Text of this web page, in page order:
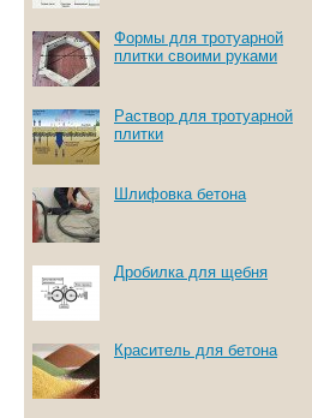
Формы для тротуарной
плитки своими руками
Раствор для тротуарной
плитки
Шлифовка бетона
Дробилка для щебня
Краситель для бетона